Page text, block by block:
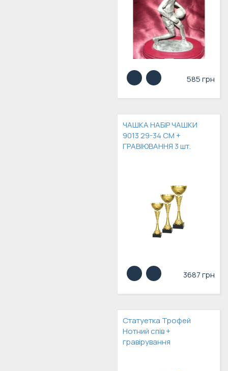
585 грн
ЧАШКА НАБІР ЧАШКИ
9013 29-34 СМ +
ГРАВІЮВАННЯ 3 шт.
3687 грн
Статуетка Трофей
Нотний спів +
гравірування